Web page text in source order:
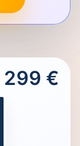
299 €